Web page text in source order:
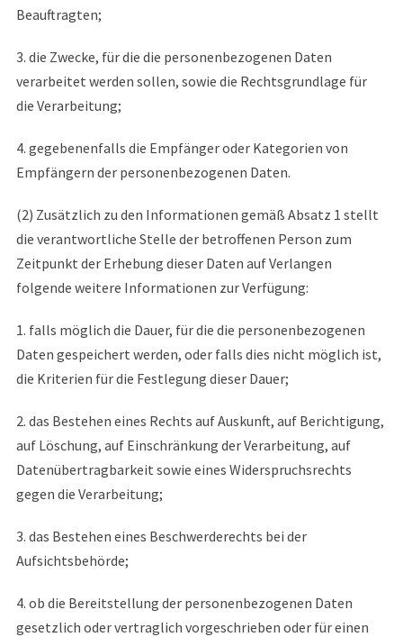
Beauftragten;
3. die Zwecke, für die die personenbezogenen Daten
verarbeitet werden sollen, sowie die Rechtsgrundlage für
die Verarbeitung;
4. gegebenenfalls die Empfänger oder Kategorien von
Empfängern der personenbezogenen Daten.
(2) Zusätzlich zu den Informationen gemäß Absatz 1 stellt
die verantwortliche Stelle der betroffenen Person zum
Zeitpunkt der Erhebung dieser Daten auf Verlangen
folgende weitere Informationen zur Verfügung:
1. falls möglich die Dauer, für die die personenbezogenen
Daten gespeichert werden, oder falls dies nicht möglich ist,
die Kriterien für die Festlegung dieser Dauer;
2. das Bestehen eines Rechts auf Auskunft, auf Berichtigung,
auf Löschung, auf Einschränkung der Verarbeitung, auf
Datenübertragbarkeit sowie eines Widerspruchsrechts
gegen die Verarbeitung;
3. das Bestehen eines Beschwerderechts bei der
Aufsichtsbehörde;
4. ob die Bereitstellung der personenbezogenen Daten
gesetzlich oder vertraglich vorgeschrieben oder für einen